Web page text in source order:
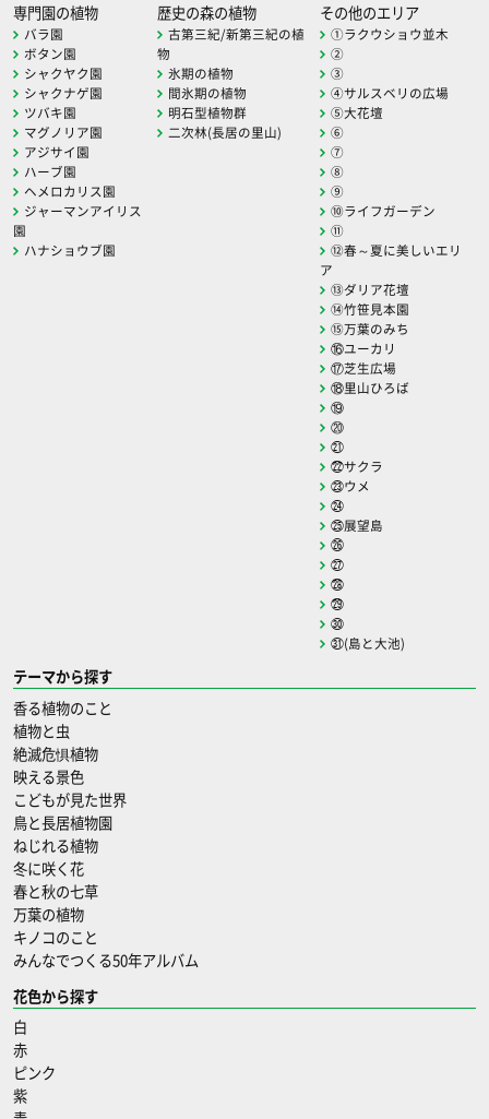
専門園の植物
バラ園
ボタン園
シャクヤク園
シャクナゲ園
ツバキ園
マグノリア園
アジサイ園
ハーブ園
ヘメロカリス園
ジャーマンアイリス
園
ハナショウブ園
歴史の森の植物
古第三紀/新第三紀の植
物
氷期の植物
間氷期の植物
明石型植物群
二次林(長居の里山)
その他のエリア
①ラクウショウ並木
②
③
④サルスベリの広場
⑤大花壇
⑥
⑦
⑧
⑨
⑩ライフガーデン
⑪
⑫春～夏に美しいエリ
ア
⑬ダリア花壇
⑭竹笹見本園
⑮万葉のみち
⑯ユーカリ
⑰芝生広場
⑱里山ひろば
⑲
⑳
㉑
㉒サクラ
㉓ウメ
㉔
㉕展望島
㉖
㉗
㉘
㉙
㉚
㉛(島と大池)
テーマから探す
香る植物のこと
植物と虫
絶滅危惧植物
映える景色
こどもが見た世界
鳥と長居植物園
ねじれる植物
冬に咲く花
春と秋の七草
万葉の植物
キノコのこと
みんなでつくる50年アルバム
花色から探す
白
赤
ピンク
紫